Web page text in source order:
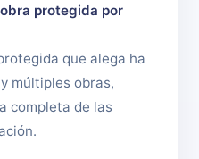
protegida por
que alega ha
múltiples obras,
completa de las